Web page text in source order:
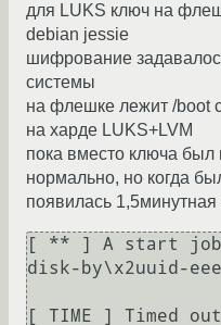
для LUKS ключ на
debian jessie
шифрование
системы
на флешке лежит /boot
на харде LUKS+LVM
пока вместо ключа
нормально, но когда
появилась 1,5минутная
[ ** ] A start job
disk-by\x2uuid-
[ TIME ] Timed